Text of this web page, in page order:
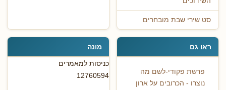
סט שירי שבת מובחרים
ראו גם
פרשת פקודי-לשם מה
נוצרו - הכרובים על ארון
מונה
כניסות למאמרים
12760594